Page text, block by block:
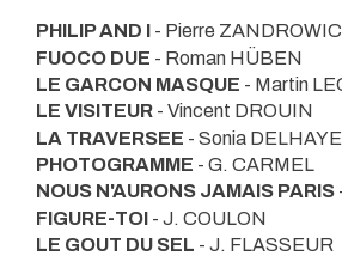
PHILIP AND I - Pierre
FUOCO DUE - Roman HÜBEN
LE GARCON MASQUE - Martin
LE VISITEUR - Vincent DROUIN
LA TRAVERSEE - Sonia DELHAYE
PHOTOGRAMME - G. CARMEL
NOUS N'AURONS JAMAIS PARIS
FIGURE-TOI - J. COULON
LE GOUT DU SEL - J. FLASSEUR